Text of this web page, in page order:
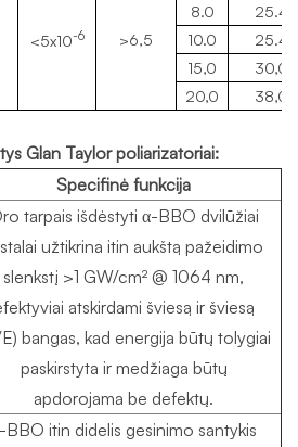
<5x10-6 >6,5
8.0
25.4
10.0
25.4
15,0
30,0
20,0 38,0
Glan Taylor poliarizatoriai:
Specifinė funkcija
tarpais išdėstyti α-BBO dvilūžiai
užtikrina itin aukštą pažeidimo
slenkstį >1 GW/cm² @ 1064 nm,
atskirdami šviesą ir šviesą
bangas, kad energija būtų tolygiai
paskirstyta ir medžiaga būtų
apdorojama be defektų.
BBO itin didelis gesinimo santykis